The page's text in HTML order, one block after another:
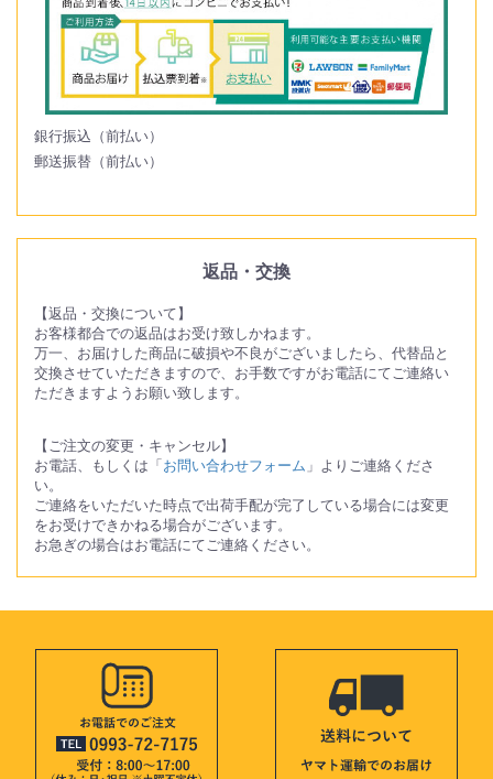
銀行振込（前払い）
郵送振替（前払い）
返品・交換
【返品・交換について】
お客様都合での返品はお受け致しかねます。
万一、お届けした商品に破損や不良がございましたら、代替品と
交換させていただきますので、お手数ですがお電話にてご連絡い
ただきますようお願い致します。
【ご注文の変更・キャンセル】
お電話、もしくは「お問い合わせフォーム 」よりご連絡くださ
い。
ご連絡をいただいた時点で出荷手配が完了している場合には変更
をお受けできかねる場合がございます。
お急ぎの場合はお電話にてご連絡ください。